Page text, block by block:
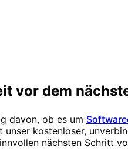
vor dem
davon, ob es um
kostenloser,
nächsten Schritt